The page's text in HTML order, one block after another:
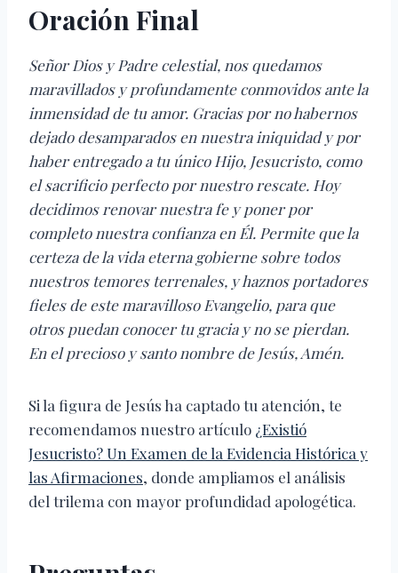
Oración Final
Señor Dios y Padre celestial, nos quedamos
maravillados y profundamente conmovidos ante la
inmensidad de tu amor. Gracias por no habernos
dejado desamparados en nuestra iniquidad y por
haber entregado a tu único Hijo, Jesucristo, como
el sacrificio perfecto por nuestro rescate. Hoy
decidimos renovar nuestra fe y poner por
completo nuestra confianza en Él. Permite que la
certeza de la vida eterna gobierne sobre todos
nuestros temores terrenales, y haznos portadores
fieles de este maravilloso Evangelio, para que
otros puedan conocer tu gracia y no se pierdan.
En el precioso y santo nombre de Jesús, Amén.
Si la figura de Jesús ha captado tu atención, te
recomendamos nuestro artículo ¿Existió
Jesucristo? Un Examen de la Evidencia Histórica y
las Afirmaciones, donde ampliamos el análisis
del trilema con mayor profundidad apologética.